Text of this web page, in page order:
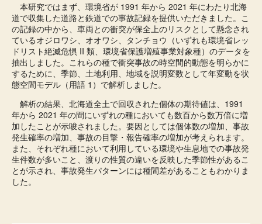
本研究ではまず、環境省が 1991 年から 2021 年にわたり北海
道で収集した道路と鉄道での事故記録を提供いただきました。こ
の記録の中から、車両との衝突が保全上のリスクとして懸念され
ているオジロワシ、オオワシ、タンチョウ（いずれも環境省レッ
ドリスト絶滅危惧 II 類、環境省保護増殖事業対象種）のデータを
抽出しました。これらの種で衝突事故の時空間的動態を明らかに
するために、季節、土地利用、地域を説明変数として年変動を状
態空間モデル（用語 1）で解析しました。
解析の結果、北海道全土で回収された個体の期待値は、1991
年から 2021 年の間にいずれの種においても数百から数万倍に増
加したことが示唆されました。要因としては個体数の増加、事故
発生確率の増加、事故の目撃・報告確率の増加が考えられます。
また、それぞれ種において利用している環境や生息地での事故発
生件数が多いこと、渡りの性質の違いを反映した季節性があるこ
とが示され、事故発生パターンには種間差があることもわかりま
した。